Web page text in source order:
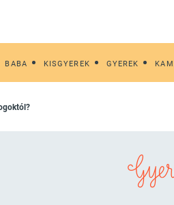
BABA KISGYEREK GYEREK